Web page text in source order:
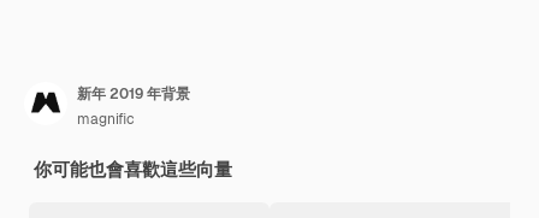
新年 2019 年背景
magnific
你可能也會喜歡這些向量